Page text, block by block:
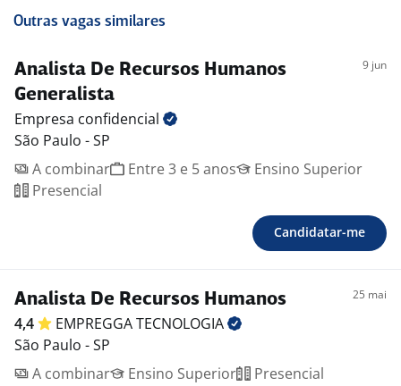
Outras vagas similares
Analista De Recursos Humanos
Generalista
9 jun
Empresa confidencial
São Paulo - SP
A combinar
Entre 3 e 5 anos
Ensino Superior
Presencial
Candidatar-me
Analista De Recursos Humanos 25 mai
4,4 EMPREGGATECNOLOGIA
São Paulo - SP
A combinar
Ensino Superior Presencial